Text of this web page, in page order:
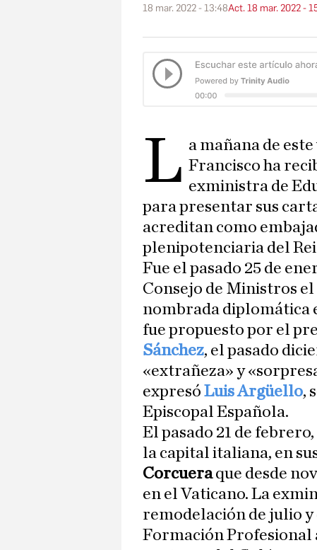
18 mar. 2022 - 13:48Act. 18 mar. 2022 -
L a mañana de
Francisco ha
exministra de
para presentar sus
acreditan como
plenipotenciaria del
Fue el pasado 25 de
Consejo de Ministros
nombrada diplomática
fue propuesto por el
Sánchez, el pasado
«extrañeza» y
expresó Luis Argüello,
Episcopal Española.
El pasado 21 de
la capital italiana, en
Corcueraque desde
en el Vaticano. La
remodelación de julio y
Formación Profesional